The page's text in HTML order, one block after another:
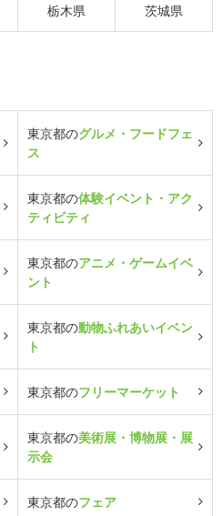
栃木県 茨城県
東京都のグルメ・フードフェ
ス
東京都の体験イベント・アク
ティビティ
東京都のアニメ・ゲームイベ
ント
東京都の動物ふれあいイベン
ト
東京都のフリーマーケット
東京都の美術展・博物展・展
示会
東京都のフェア